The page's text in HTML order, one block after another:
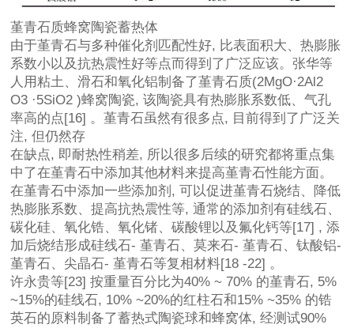
堇青石质蜂窝陶瓷蓄热体
由于堇青石与多种催化剂匹配性好, 比表面积大、热膨胀
系数小以及抗热震性好等点而得到了广泛应该。张华等
人用粘土、滑石和氧化铝制备了堇青石质(2MgO·2Al2
O3 ·5SiO2 )蜂窝陶瓷, 该陶瓷具有热膨胀系数低、气孔
率高的点[16] 。堇青石虽然有很多点, 目前得到了广泛关
注, 但仍然存
在缺点, 即耐热性稍差, 所以很多后续的研究都将重点集
中了在堇青石中添加其他材料来提高堇青石性能方面。
在堇青石中添加一些添加剂, 可以促进堇青石烧结、降低
热膨胀系数、提高抗热震性等, 通常的添加剂有硅线石、
碳化硅、氧化锆、氧化锗、碳酸锂以及氟化钙等[17] , 添
加后烧结形成硅线石- 堇青石、莫来石- 堇青石、钛酸铝-
堇青石、尖晶石- 堇青石等复相材料[18 -22] 。
许永贵等[23] 按重量百分比为40% ~ 70% 的堇青石, 5%
~15%的硅线石, 10% ~20%的红柱石和15% ~35% 的锆
英石的原料制备了蓄热式陶瓷球和蜂窝体, 经测试90%